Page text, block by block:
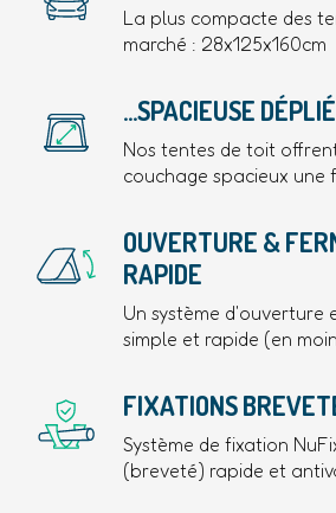
La plus compacte des
marché : 28x125x160cm
...SPACIEUSE
Nos tentes de toit
couchage spacieux une
OUVERTURE &
RAPIDE
Un système d'ouverture
simple et rapide (en
FIXATIONS
Système de fixation
(breveté) rapide et